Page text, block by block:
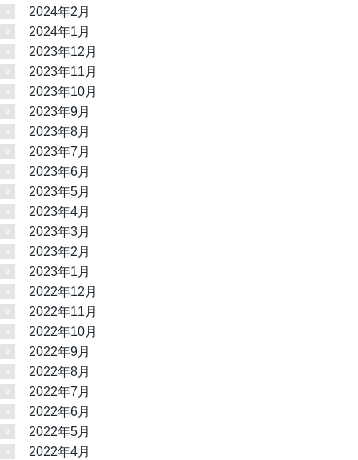
2024年2月
2024年1月
2023年12月
2023年11月
2023年10月
2023年9月
2023年8月
2023年7月
2023年6月
2023年5月
2023年4月
2023年3月
2023年2月
2023年1月
2022年12月
2022年11月
2022年10月
2022年9月
2022年8月
2022年7月
2022年6月
2022年5月
2022年4月